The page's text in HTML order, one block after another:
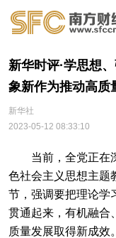
新华时评·学思想
象新作为推动高质
新华社
2023-05-12 08:33:10
当前，全党正在深
色社会主义思想主题
节，强调要把理论学
贯通起来，有机融合
质量发展取得新成效。